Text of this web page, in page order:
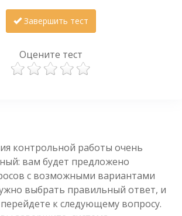
Завершить тест
Оцените тест
контрольной работы очень
вам будет предложено
с возможными вариантами
выбрать правильный ответ, и
к следующему вопросу.